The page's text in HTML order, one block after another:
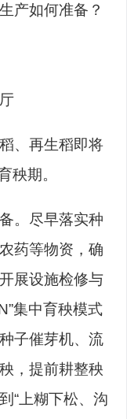
产如何准备 ？
、再生稻即将
秧期。
。尽早落实种
药等物资，确
展设施检修与
集中育秧模式
子催芽机、流
，提前耕整秧
“ 上糊下松、沟